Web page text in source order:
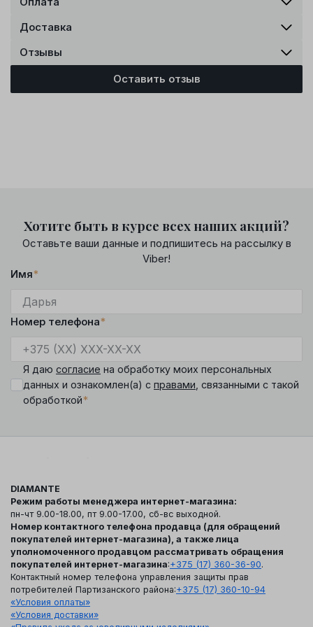
Доставка
Отзывы
Оставить отзыв
Хотите быть в курсе всех наших акций?
Оставьте ваши данные и подпишитесь на рассылку в
Viber!
Имя*
Номер телефона*
Я даю согласие на обработку моих персональных
данных и ознакомлен(а) с правами , связанными с такой
обработкой*
DIAMANTE
Режим работы менеджера интернет-магазина:
пн-чт 9.00-18.00, пт 9.00-17.00, сб-вс выходной.
Номер контактного телефона продавца (для обращений
покупателей интернет-магазина), а также лица
уполномоченного продавцом рассматривать обращения
покупателей интернет-магазина:+375 (17) 360-36-90.
Контактный номер телефона управления защиты прав
потребителей Партизанского района:+375 (17) 360-10-94
«Условия оплаты»
«Условия доставки»